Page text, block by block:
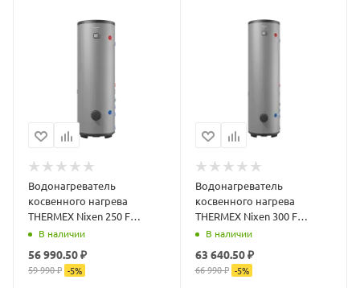
Водонагреватель
косвенного нагрева
THERMEX Nixen 250 F
(Combi)
В наличии
56 990.50 ₽
59 990 ₽ -5%
Водонагреватель
косвенного нагрева
THERMEX Nixen 300 F
(Combi)
В наличии
63 640.50 ₽
66 990 ₽ -5%